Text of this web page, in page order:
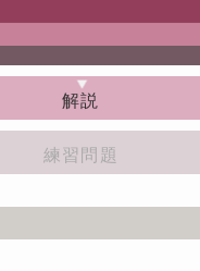
解説
練習問題